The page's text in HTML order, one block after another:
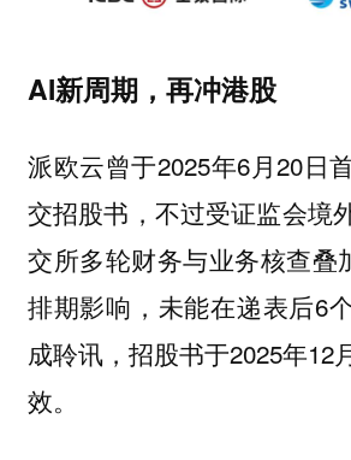
AI新周期，再冲港股
派欧云曾于2025年6月20日
交招股书，不过受证监会境
交所多轮财务与业务核查叠
排期影响，未能在递表后6
成聆讯，招股书于2025年12
效。